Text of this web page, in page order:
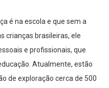
é na escola e que sem a
crianças brasileiras, ele
e profissionais, que
Atualmente, estão
de exploração cerca de 500